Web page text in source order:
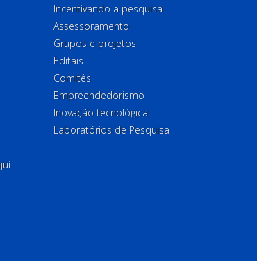
Incentivando a pesquisa
Assessoramento
Grupos e projetos
Editais
Comitês
Empreendedorismo
Inovação tecnológica
Laboratórios de Pesquisa